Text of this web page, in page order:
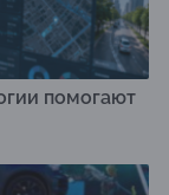
помогают